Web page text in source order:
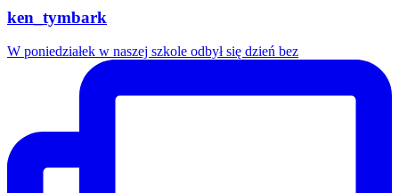
ken_tymbark
W poniedziałek w naszej szkole odbył się dzień bez